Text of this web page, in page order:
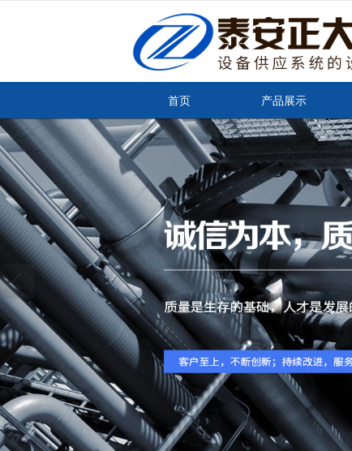
很遗憾，因您的浏览器版本过低导
首页 产品展示